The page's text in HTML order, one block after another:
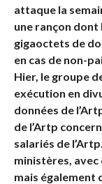
attaque la
une rançon dont
gigaoctets de
en cas de non-
Hier, le groupe
exécution en
données de
de l’Artp
salariés de
ministères, avec
mais également